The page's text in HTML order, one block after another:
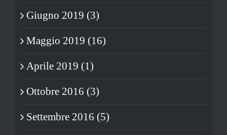
Giugno 2019 (3)
Maggio 2019 (16)
Aprile 2019 (1)
Ottobre 2016 (3)
Settembre 2016 (5)